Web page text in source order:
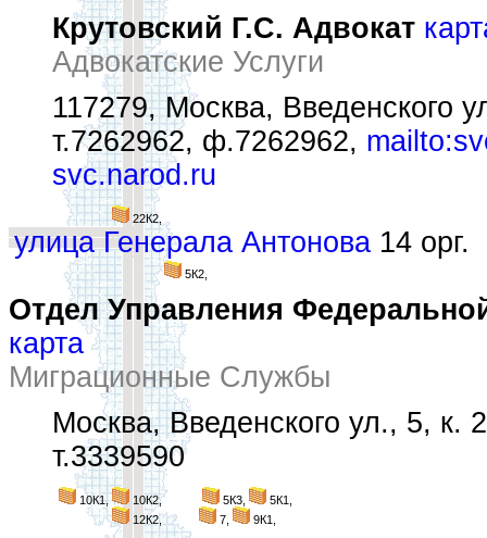
Крутовский Г.С. Адвокат
Адвокатские Услуги
117279, Москва, Введенского
т.7262962, ф.7262962,
svc.narod.ru
22К2,
улица Генерала Антонова 14 орг.
5К2,
Отдел Управления
карта
Миграционные Службы
Москва, Введенского ул., 5, к. 2
т.3339590
10К1,
10К2,
12К2,
5К3,
5К1,
7,
9К1,